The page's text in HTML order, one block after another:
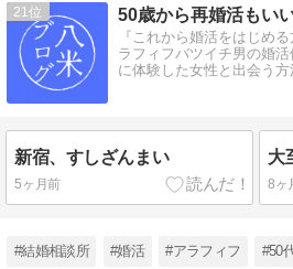
21 50歳から再婚活もい
『これから婚活をはじめ
ラフィフバツイチ男の婚
に体験した女性と出会う方
新宿、すしざんまい
5ヶ月前 8ヶ
#結婚相談所 #婚活 #アラフィフ #50